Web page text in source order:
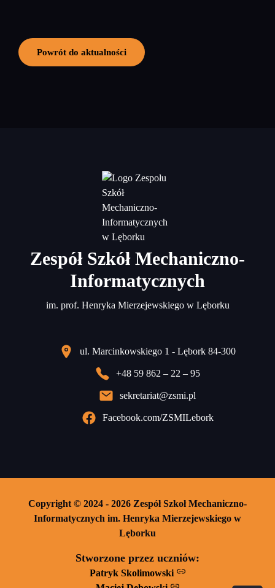
Powrót do aktualności
Zespół Szkół Mechaniczno-
Informatycznych
im. prof. Henryka Mierzejewskiego w Lęborku
ul. Marcinkowskiego 1 - Lębork 84-300
+48 59 862 – 22 – 95
sekretariat@zsmi.pl
Facebook.com/ZSMILebork
Copyright © 2024 - 2026 Zespół Szkoł Mechaniczno-
Informatycznych im. Henryka Mierzejewskiego w
Lęborku
Stworzone przez uczniów:
Patryk Skolimowski